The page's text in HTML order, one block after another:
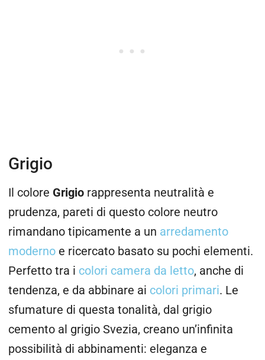
Grigio
Il colore Grigio rappresenta neutralità e
prudenza, pareti di questo colore neutro
rimandano tipicamente a un arredamento
moderno e ricercato basato su pochi elementi.
Perfetto tra i colori camera da letto, anche di
tendenza, e da abbinare ai colori primari. Le
sfumature di questa tonalità, dal grigio
cemento al grigio Svezia, creano un’infinita
possibilità di abbinamenti: eleganza e